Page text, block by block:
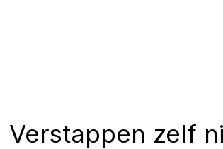
Verstappen zelf